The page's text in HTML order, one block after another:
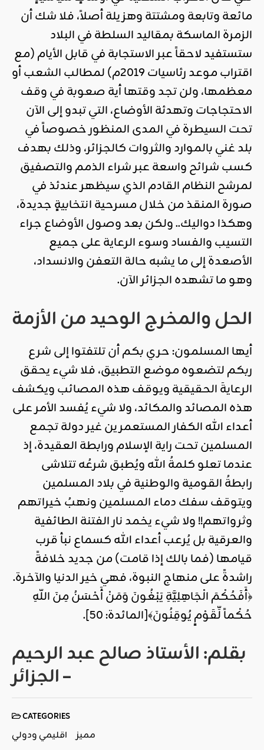
مائعة وتابعة ومشتتة وهزيلة أصلاً، فلا شك أن
الزمرة الماسكة بمقاليد السلطة في البلاد
ستستفيد لاحقاً عبر الاستجابة في قابل الأيام (مع
اقتراب موعد رئاسيات 2019م) لمطالب الشعب أو
معظمها، ولن تجد وقتها أية صعوبة في وقف
الاحتجاجات وتهدئة الأوضاع، التي تبدو إلى الآن
تحت السيطرة في المدى المنظور خصوصاً في
بلد غني بالموارد والثروات كالجزائر، وذلك بهدف
كسب شرائح واسعة عبر شراء الذمم والتصفيق
لمرشح النظام القادم الذي سيظهر عندئذ في
صورة المنقذ من خلال مسرحية انتخابيةٍ جديدة،
وهكذا دواليك.. ولكن بعد وصول الأوضاع جراء
التسيب والفساد وسوء الرعاية على جميع
الأصعدة إلى ما يشبه حالة التعفن والانسداد،
وهو ما تشهده الجزائر الآن.
الحل والمخرج الوحيد من الأزمة
أيها المسلمون: حري بكم أن تلتفتوا إلى شرع
ربكم لتضعوه موضع التطبيق، فلا شيء يحقق
الرعايةَ الحقيقية ويوقف هذه المصائب ويكشف
هذه المصائد والمكائد، ولا شيء يُفسد الأمر على
أعداء الله الكفار المستعمرين غير دولة تجمع
المسلمين تحت راية الإسلام ورابطة العقيدة، إذ
عندما تعلو كلمةُ الله ويُطبق شرعُه تتلاشى
رابطةُ القومية والوطنية في بلاد المسلمين
ويتوقف سفك دماء المسلمين ونهبُ خيراتهم
وثرواتهم!! ولا شيء يخمد نار الفتنة الطائفية
والعرقية بل يُرعب أعداء الله كسماع نبأ قرب
قيامها (فما بالك إذا قامت) من جديد خلافةً
راشدةً على منهاج النبوة، فهي خير الدنيا والآخرة.
﴿أَفَحُكْمَ الْجَاهِلِيَّةِ يَبْغُونَ وَمَنْ أَحْسَنُ مِنَ اللّهِ
حُكْماً لِّقَوْمٍ يُوقِنُونَ﴾[المائدة: 50].
بقلم: الأستاذ صالح عبد الرحيم
– الجزائر
CATEGORIES
اقليمي ودولي مميز